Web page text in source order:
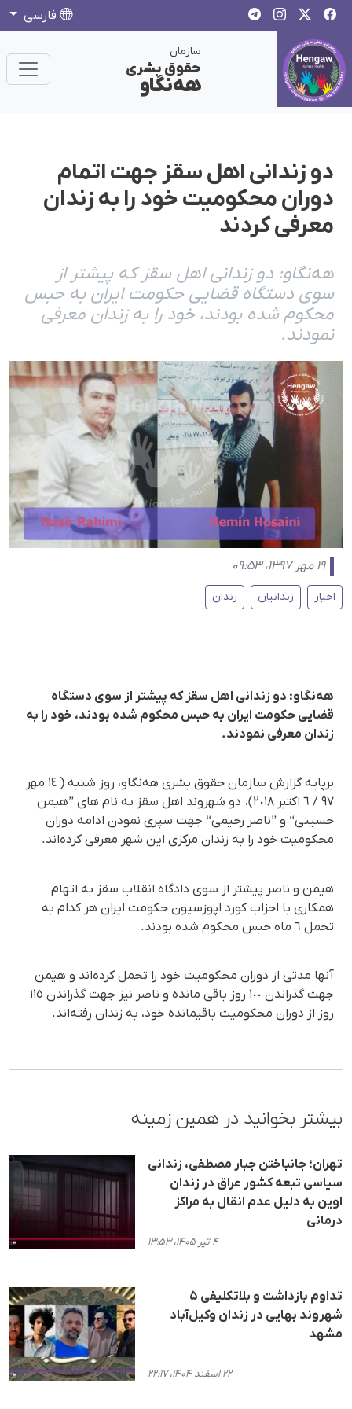
فارسی
سازمان
حقوق بشری
هەنگاو
دو زندانی اهل سقز جهت اتمام
دوران محکومیت خود را بە زندان
معرفی کردند
هەنگاو: دو زندانی اهل سقز کە پیشتر از
سوی دستگاه قضایی حکومت ایران بە حبس
محکوم شدە بودند، خود را بە زندان معرفی
نمودند.
۱۹ مهر ۱۳۹۷، ۰۹:۵۳
اخبار زندانیان زندان
هەنگاو: دو زندانی اهل سقز کە پیشتر از سوی دستگاه
قضایی حکومت ایران بە حبس محکوم شدە بودند، خود را بە
زندان معرفی نمودند.
برپایە گزارش سازمان حقوق بشری هەنگاو، روز شنبە ( ١٤ مهر
٩٧ / ٦ اکتبر ٢٠١٨)، دو شهروند اهل سقز بە نام های ”هیمن
حسینی“ و ”ناصر رحیمی“ جهت سپری نمودن ادامە دوران
محکومیت خود را بە زندان مرکزی این شهر معرفی کردەاند.
هیمن و ناصر پیشتر از سوی دادگاه انقلاب سقز بە اتهام
همکاری با احزاب کورد اپوزسیون حکومت ایران هر کدام بە
تحمل ٦ ماه حبس محکوم شدە بودند.
آنها مدتی از دوران محکومیت خود را تحمل کردەاند و هیمن
جهت گذراندن ١٠٠ روز باقی ماندە و ناصر نیز جهت گذراندن ١١٥
روز از دوران محکومیت باقیماندە خود، بە زندان رفتەاند.
بیشتر بخوانید در همین زمینه
تهران؛ جانباختن جبار مصطفی، زندانی
سیاسی تبعه کشور عراق در زندان
اوین به دلیل عدم انقال به مراکز
درمانی
۴ تیر ۱۴۰۵، ۱۳:۵۳
تداوم بازداشت و بلاتکلیفی ۵
شهروند بهایی در زندان وکیل‌آباد
مشهد
۲۲ اسفند ۱۴۰۴، ۲۲:۱۷